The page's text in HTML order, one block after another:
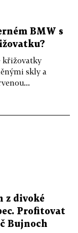
BMW s
křižovatky
skly a
z divoké
Profitovat
Bujnoch